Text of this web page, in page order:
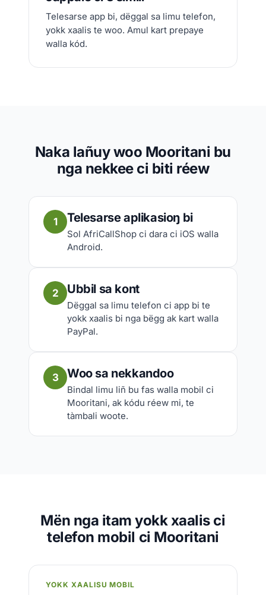
Telesarse app bi, dëggal sa limu telefon,
yokk xaalis te woo. Amul kart prepaye
walla kód.
Naka lañuy woo Mooritani bu
nga nekkee ci biti réew
1 Telesarse aplikasioŋ bi
Sol AfriCallShop ci dara ci iOS walla
Android.
2 Ubbil sa kont
Dëggal sa limu telefon ci app bi te
yokk xaalis bi nga bëgg ak kart walla
PayPal.
3 Woo sa nekkandoo
Bindal limu liñ bu fas walla mobil ci
Mooritani, ak kódu réew mi, te
tàmbali woote.
Mën nga itam yokk xaalis ci
telefon mobil ci Mooritani
YOKK XAALISU MOBIL